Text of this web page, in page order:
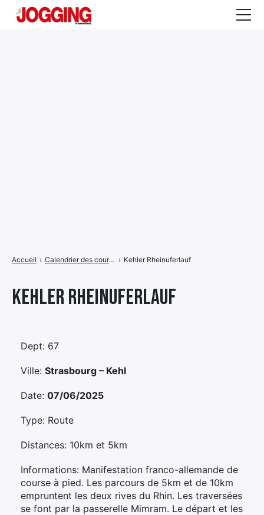
Kehler Rheinuferlauf
Accueil › Calendrier des courses › Kehler Rheinuferlauf
Dept: 67
Ville: Strasbourg – Kehl
Date: 07/06/2025
Type: Route
Distances: 10km et 5km
Informations: Manifestation franco-allemande de
course à pied. Les parcours de 5km et de 10km
empruntent les deux rives du Rhin. Les traversées
se font par la passerelle Mimram. Le départ et les
de Élément
Élément